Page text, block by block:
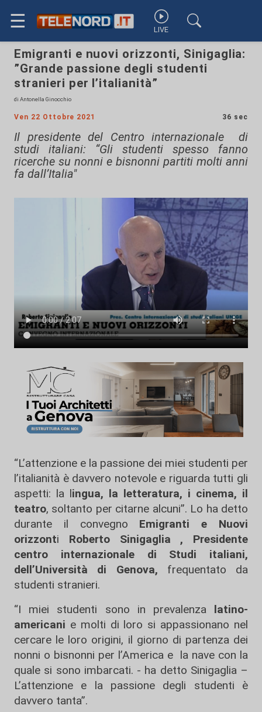
☰ LIVE
Emigranti e nuovi orizzonti, Sinigaglia:
”Grande passione degli studenti
stranieri per l’italianità”
di Antonella Ginocchio
Ven 22 Ottobre 2021 36 sec
Il presidente del Centro internazionale di
studi italiani: “Gli studenti spesso fanno
ricerche su nonni e bisnonni partiti molti anni
fa dall’Italia"
“L’attenzione e la passione dei miei studenti per
l’italianità è davvero notevole e riguarda tutti gli
aspetti: la lingua, la letteratura, i cinema, il
teatro, soltanto per citarne alcuni”. Lo ha detto
durante il convegno Emigranti e Nuovi
orizzonti Roberto Sinigaglia , Presidente
centro internazionale di Studi italiani,
dell’Università di Genova, frequentato da
studenti stranieri.
“I miei studenti sono in prevalenza latino-
americani e molti di loro si appassionano nel
cercare le loro origini, il giorno di partenza dei
nonni o bisnonni per l’America e la nave con la
quale si sono imbarcati. - ha detto Sinigaglia –
L’attenzione e la passione degli studenti è
davvero tanta”.